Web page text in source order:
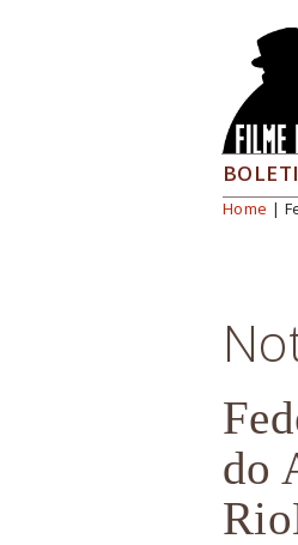
Você
Home |
do